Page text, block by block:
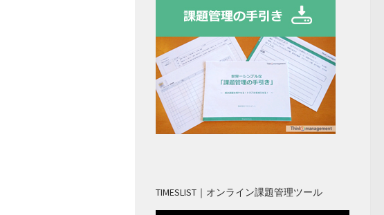
TIMESLIST｜オンライン課題管理ツール